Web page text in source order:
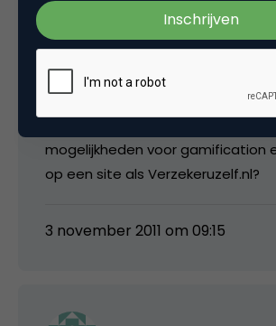
mogelijkheden voor gamification
op een site als Verzekeruzelf.nl?
3 november 2011 om 09:15